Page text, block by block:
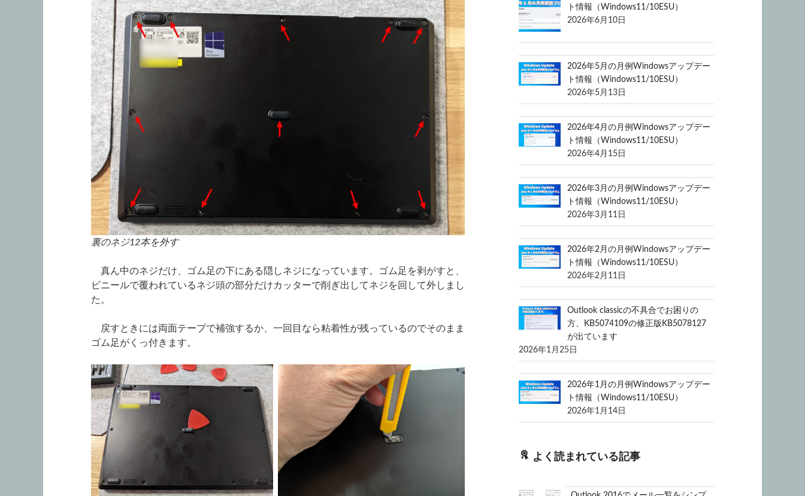
裏のネジ12本を外す
真ん中のネジだけ、ゴム足の下にある隠しネジになっています。ゴム足を剥がすと、
ビニールで覆われているネジ頭の部分だけカッターで削ぎ出してネジを回して外しまし
た。
戻すときには両面テープで補強するか、一回目なら粘着性が残っているのでそのまま
ゴム足がくっ付きます。
ト情報（Windows11/10ESU）
2026年6月10日
2026年5月の月例Windowsアップデー
ト情報（Windows11/10ESU）
2026年5月13日
2026年4月の月例Windowsアップデー
ト情報（Windows11/10ESU）
2026年4月15日
2026年3月の月例Windowsアップデー
ト情報（Windows11/10ESU）
2026年3月11日
2026年2月の月例Windowsアップデー
ト情報（Windows11/10ESU）
2026年2月11日
Outlook classicの不具合でお困りの
方、KB5074109の修正版KB5078127
が出ています
2026年1月25日
2026年1月の月例Windowsアップデー
ト情報（Windows11/10ESU）
2026年1月14日
よく読まれている記事